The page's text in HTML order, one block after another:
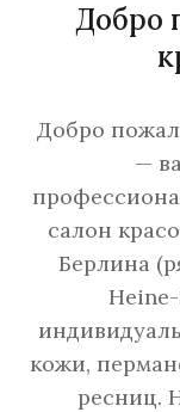
Добро
Добро
—
салон
Берлина
кожи,
ресниц.